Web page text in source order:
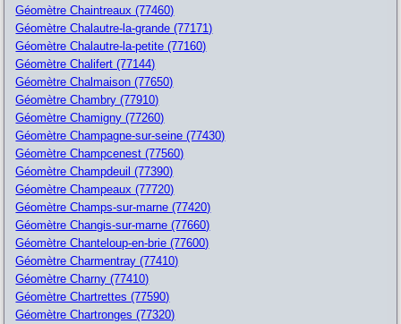
Géomètre Chaintreaux (77460)
Géomètre Chalautre-la-grande (77171)
Géomètre Chalautre-la-petite (77160)
Géomètre Chalifert (77144)
Géomètre Chalmaison (77650)
Géomètre Chambry (77910)
Géomètre Chamigny (77260)
Géomètre Champagne-sur-seine (77430)
Géomètre Champcenest (77560)
Géomètre Champdeuil (77390)
Géomètre Champeaux (77720)
Géomètre Champs-sur-marne (77420)
Géomètre Changis-sur-marne (77660)
Géomètre Chanteloup-en-brie (77600)
Géomètre Charmentray (77410)
Géomètre Charny (77410)
Géomètre Chartrettes (77590)
Géomètre Chartronges (77320)